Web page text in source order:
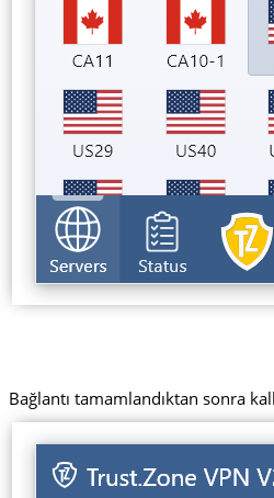
Bağlantı tamamlandıktan sonra